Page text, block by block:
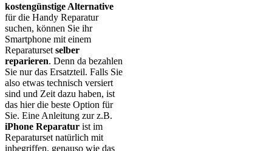
kostengünstige Alternative
für die Handy Reparatur
suchen, können Sie ihr
Smartphone mit einem
Reparaturset selber
reparieren. Denn da bezahlen
Sie nur das Ersatzteil. Falls Sie
also etwas technisch versiert
sind und Zeit dazu haben, ist
das hier die beste Option für
Sie. Eine Anleitung zur z.B.
iPhone Reparatur ist im
Reparaturset natürlich mit
inbegriffen, genauso wie das